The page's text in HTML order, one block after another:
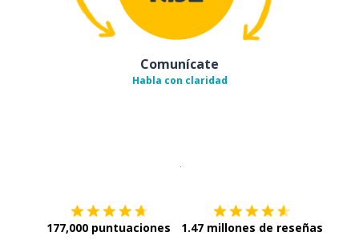
Comunícate
Habla con claridad
177,000 puntuaciones 1.47 millones de reseñas